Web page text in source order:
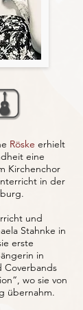
Röske erhielt
eine
Kirchenchor
in der
und
Stahnke in
erste
in
Coverbands
wo sie von
übernahm.